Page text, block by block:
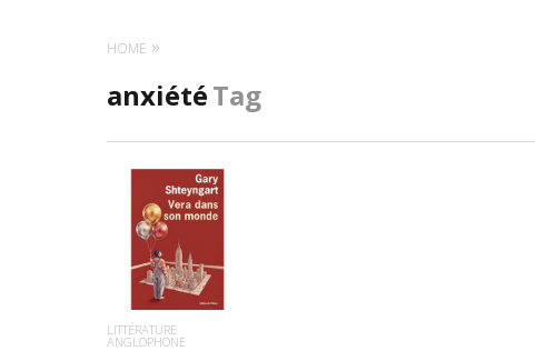
HOME
anxiétéTag
LIRE LA SUITE
LITTÉRATURE
ANGLOPHONE